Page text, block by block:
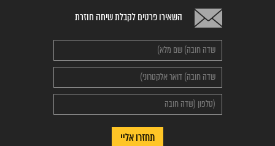
השאירו פרטים לקבלת שיחה חוזרת
תחזרו אליי
Alternative: